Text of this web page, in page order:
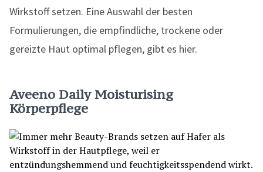
Wirkstoff setzen. Eine Auswahl der besten
Formulierungen, die empfindliche, trockene oder
gereizte Haut optimal pflegen, gibt es hier.
Aveeno Daily Moisturising
Körperpflege